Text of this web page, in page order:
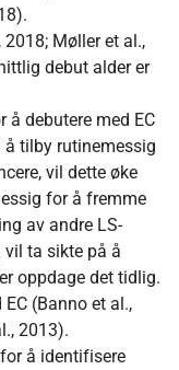
Møller et al.,
debut alder er
å debutere med EC
tilby rutinemessig
vil dette øke
for å fremme
av andre LS-
ta sikte på å
oppdage det tidlig.
(Banno et al.,
2013).
å identifisere